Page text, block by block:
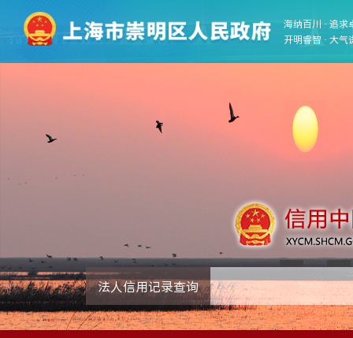
法人信用记录查询
海纳百川 · 追求
开明睿智 · 大气